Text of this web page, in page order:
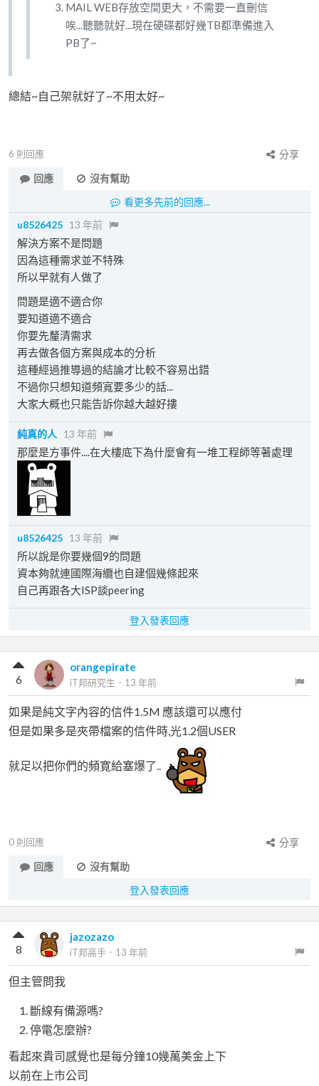
MAIL WEB存放空間更大，不需要一直刪信
唉...聽聽就好...現在硬碟都好幾TB都準備進入
PB了~
總結~自己架就好了~不用太好~
6 則回應
分享
回應
沒有幫助
看更多先前的回應...
u8526425 13 年前
解決方案不是問題
因為這種需求並不特殊
所以早就有人做了
問題是適不適合你
要知道適不適合
你要先釐清需求
再去做各個方案與成本的分析
這種經過推導過的結論才比較不容易出錯
不過你只想知道頻寬要多少的話...
大家大概也只能告訴你越大越好摟
純真的人 13 年前
那麼是方事件....在大樓底下為什麼會有一堆工程師等著處理
u8526425 13 年前
所以說是你要幾個9的問題
資本夠就連國際海纜也自建個幾條起來
自己再跟各大ISP談peering
登入發表回應
orangepirate
iT邦研究生 ． 13 年前
6
如果是純文字內容的信件1.5M 應該還可以應付
但是如果多是夾帶檔案的信件時,光1.2個USER
就足以把你們的頻寛給塞爆了..
0 則回應
分享
回應
沒有幫助
登入發表回應
jazozazo
iT邦高手 ． 13 年前
8
但主管問我
斷線有備源嗎?
停電怎麼辦?
看起來貴司感覺也是每分鐘10幾萬美金上下
以前在上市公司